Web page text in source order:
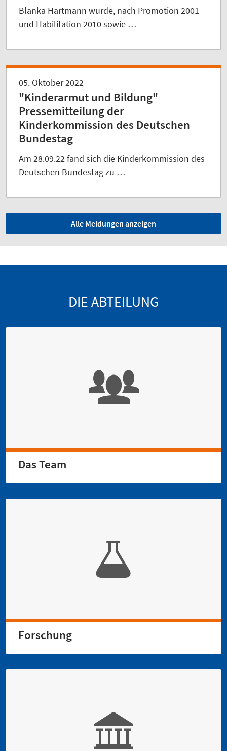
Blanka Hartmann wurde, nach Promotion 2001
und Habilitation 2010 sowie …
05. Oktober 2022
"Kinderarmut und Bildung"
Pressemitteilung der
Kinderkommission des Deutschen
Bundestag
Am 28.09.22 fand sich die Kinderkommission des
Deutschen Bundestag zu …
Alle Meldungen anzeigen
DIE ABTEILUNG
Das Team
Forschung